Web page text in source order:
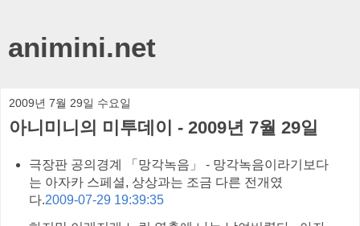
animini.net
2009년 7월 29일 수요일
아니미니의 미투데이 - 2009년 7월 29일
극장판 공의경계 「망각녹음」 - 망각녹음이라기보다
는 아자카 스페셜, 상상과는 조금 다른 전개였
다.2009-07-29 19:39:35